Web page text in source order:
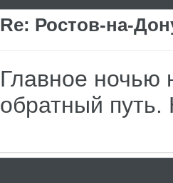
Re: Ростов-на-
Главное ночью
обратный